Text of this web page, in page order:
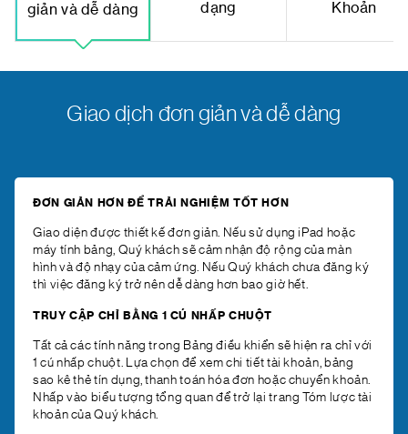
giản và dễ dàng
dạng
Khoản
Giao dịch đơn giản và dễ dàng
ĐƠN GIẢN HƠN ĐỂ TRẢI NGHIỆM TỐT HƠN
Giao diện được thiết kế đơn giản. Nếu sử dụng iPad hoặc
máy tính bảng, Quý khách sẽ cảm nhận độ rộng của màn
hình và độ nhạy của cảm ứng. Nếu Quý khách chưa đăng ký
thì việc đăng ký trở nên dễ dàng hơn bao giờ hết.
TRUY CẬP CHỈ BẰNG 1 CÚ NHẤP CHUỘT
Tất cả các tính năng trong Bảng điều khiển sẽ hiện ra chỉ với
1 cú nhấp chuột. Lựa chọn để xem chi tiết tài khoản, bảng
sao kê thẻ tín dụng, thanh toán hóa đơn hoặc chuyển khoản.
Nhấp vào biểu tượng tổng quan để trở lại trang Tóm lược tài
khoản của Quý khách.